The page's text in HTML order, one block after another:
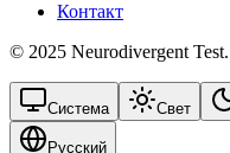
Контакт
© 2025 Neurodivergent
Система Свет
Русский